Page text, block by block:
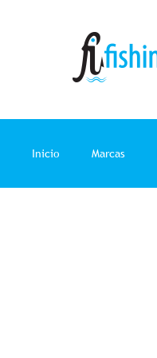
Inicio Marcas